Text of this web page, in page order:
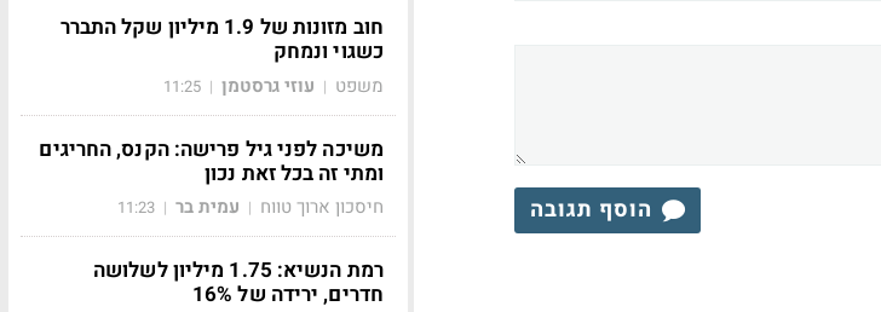
הוסף תגובה
חוב מזונות של 1.9 מיליון שקל התברר
כשגוי ונמחק
משפט | עוזי גרסטמן |
11:25
משיכה לפני גיל פרישה: הקנס, החריגים
ומתי זה בכל זאת נכון
חיסכון ארוך טווח | עמית בר |
11:23
רמת הנשיא: 1.75 מיליון לשלושה
חדרים, ירידה של 16%